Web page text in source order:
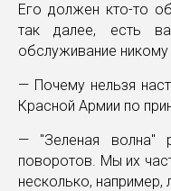
Его должен кто-то
так далее, есть
обслуживание никому
— Почему нельзя
Красной Армии по
— "Зеленая волна"
поворотов. Мы их
несколько, например,